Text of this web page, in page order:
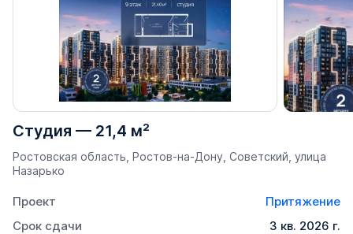
Студия — 21,4 м²
Ростовская область, Ростов-на-Дону, Советский, улица
Назарько
Проект
Притяжение
Срок сдачи
3 кв. 2026 г.